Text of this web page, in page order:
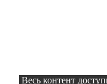
Весь контент